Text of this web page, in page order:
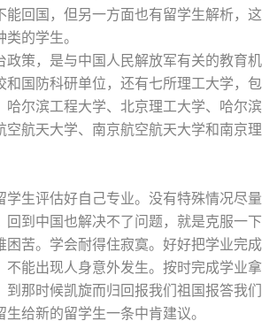
能回国，但另一方面也有留学生解析，这
的学生。
政策，是与中国人民解放军有关的教育机
和国防科研单位，还有七所理工大学，包
哈尔滨工程大学、北京理工大学、哈尔滨
空航天大学、南京航空航天大学和南京理
学生评估好自己专业。没有特殊情况尽量
回到中国也解决不了问题，就是克服一下
困苦。学会耐得住寂寞。好好把学业完成
不能出现人身意外发生。按时完成学业拿
到那时候凯旋而归回报我们祖国报答我们
生给新的留学生一条中肯建议。